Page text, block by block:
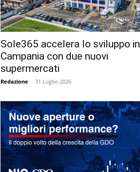
Sole365 accelera lo sviluppo in
Campania con due nuovi
supermercati
Redazione - 31 Luglio 2026